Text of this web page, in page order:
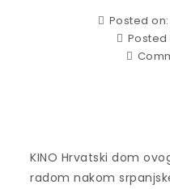
Posted on:
KINO Hrvatski dom
radom nakom